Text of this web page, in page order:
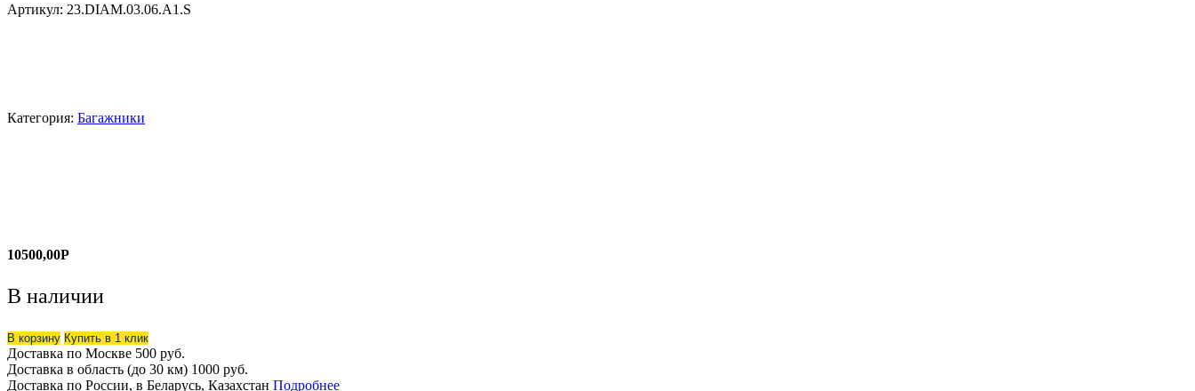
Артикул: 23.DIAM.03.06.A1.S
Категория: Багажники
10500,00Р
В наличии
В корзину Купить в 1 клик
Доставка по Москве 500 руб.
Доставка в область (до 30 км) 1000 руб.
Доставка по России, в Беларусь, Казахстан Подробнее